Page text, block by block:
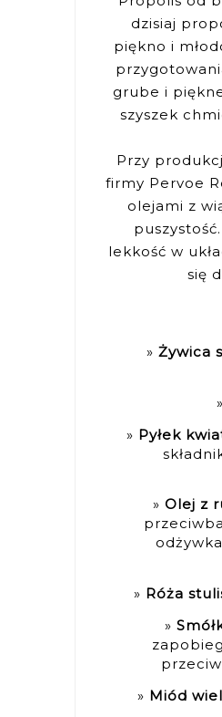
dzisiaj
piękno i
grube i
szyszek
Przy
firmy Pervoe
olejami z
lekkość w
się
Żywica
Pyłek
Olej z
Róża
Miód